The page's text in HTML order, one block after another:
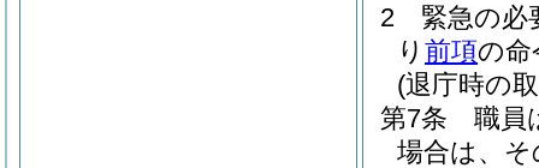
2
緊急の必
り 前項の命
(退庁時の
第7条
職員
場合は、